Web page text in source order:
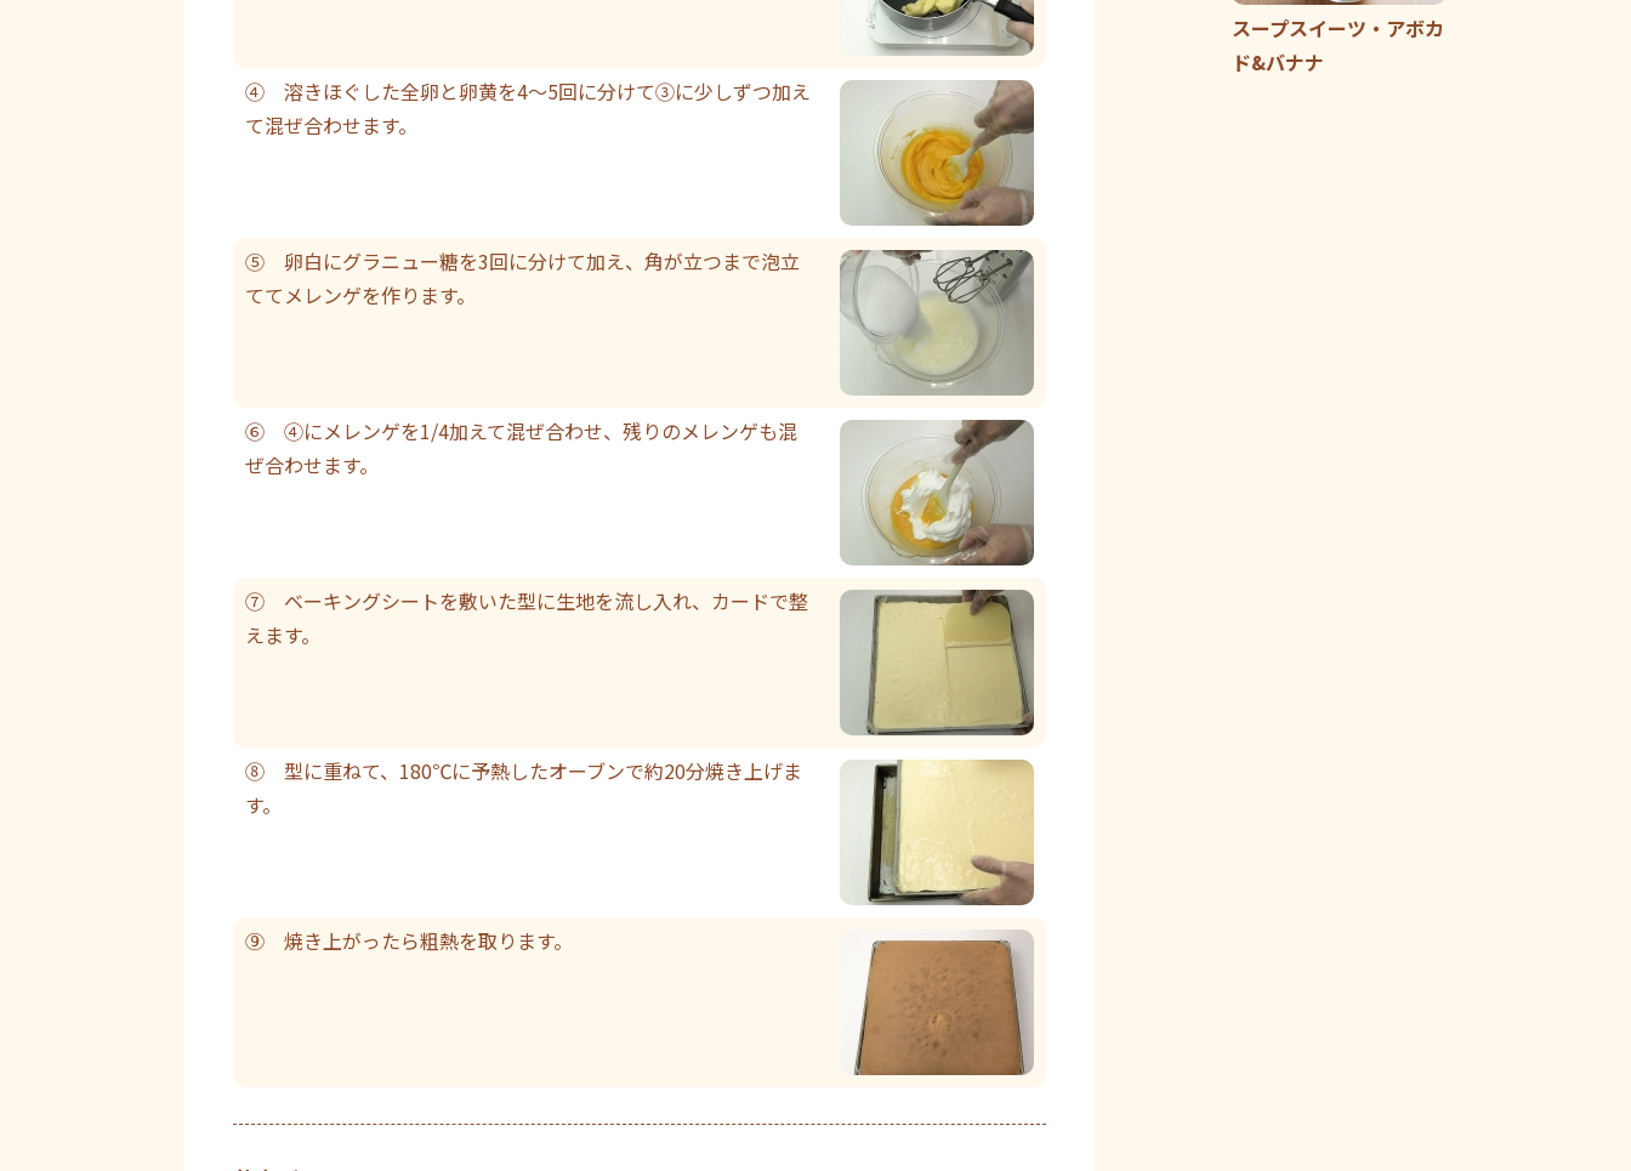
④ 溶きほぐした全卵と卵黄を4～5回に分けて③に少しずつ加え
て混ぜ合わせます。
⑤ 卵白にグラニュー糖を3回に分けて加え、角が立つまで泡立
ててメレンゲを作ります。
⑥ ④にメレンゲを1/4加えて混ぜ合わせ、残りのメレンゲも混
ぜ合わせます。
⑦ ベーキングシートを敷いた型に生地を流し入れ、カードで整
えます。
⑧ 型に重ねて、180℃に予熱したオーブンで約20分焼き上げま
す。
⑨ 焼き上がったら粗熱を取ります。
スープスイーツ・アボカ
ド&バナナ